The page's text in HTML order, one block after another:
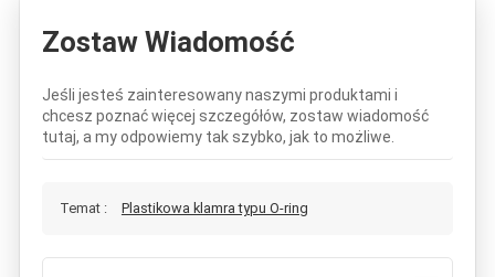
Zostaw Wiadomość
Jeśli jesteś zainteresowany naszymi produktami i
chcesz poznać więcej szczegółów, zostaw wiadomość
tutaj, a my odpowiemy tak szybko, jak to możliwe.
Temat : Plastikowa klamra typu O-ring